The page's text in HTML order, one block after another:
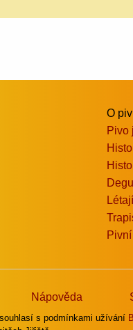
O
Pivo
Nápověda
s podmínkami užívání